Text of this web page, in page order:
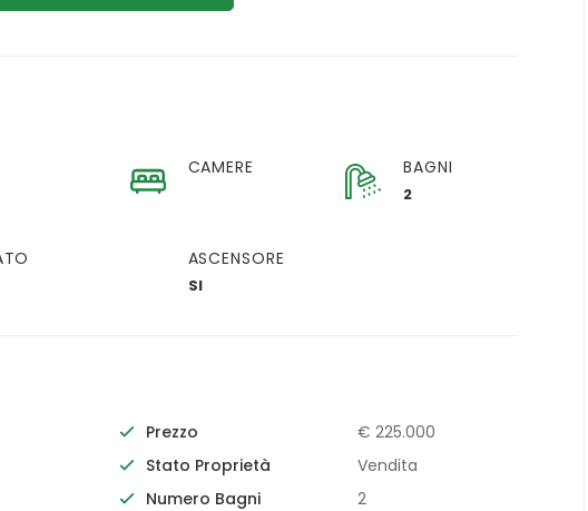
CAMERE BAGNI
2
ASCENSORE
SI
Prezzo
€ 225.000
Stato Proprietà
Vendita
Numero Bagni
2